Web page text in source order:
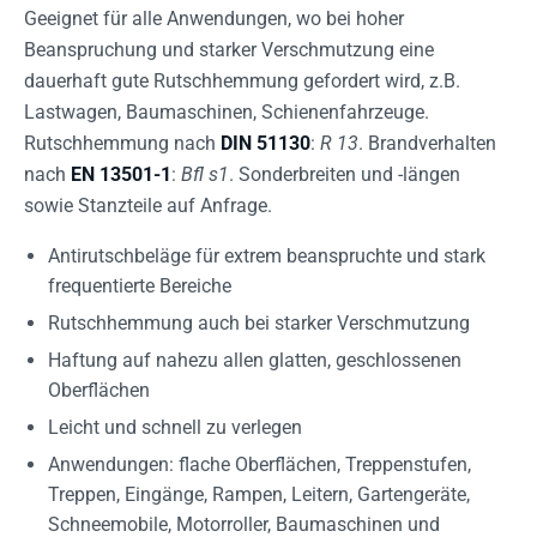
Geeignet für alle Anwendungen, wo bei hoher
Beanspruchung und starker Verschmutzung eine
dauerhaft gute Rutschhemmung gefordert wird, z.B.
Lastwagen, Baumaschinen, Schienenfahrzeuge.
Rutschhemmung nach DIN 51130: R 13. Brandverhalten
nach EN 13501-1: Bfl s1. Sonderbreiten und -längen
sowie Stanzteile auf Anfrage.
Antirutschbeläge für extrem beanspruchte und stark
frequentierte Bereiche
Rutschhemmung auch bei starker Verschmutzung
Haftung auf nahezu allen glatten, geschlossenen
Oberflächen
Leicht und schnell zu verlegen
Anwendungen: flache Oberflächen, Treppenstufen,
Treppen, Eingänge, Rampen, Leitern, Gartengeräte,
Schneemobile, Motorroller, Baumaschinen und